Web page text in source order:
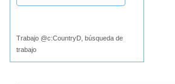
Trabajo @c:CountryD, búsqueda de
trabajo